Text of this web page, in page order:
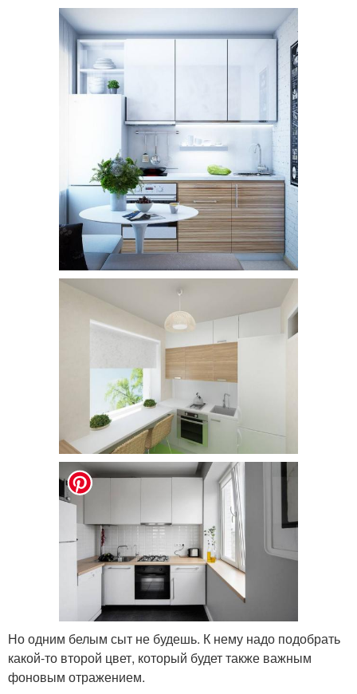
Но одним белым сыт не будешь. К нему надо подобрать
какой-то второй цвет, который будет также важным
фоновым отражением.